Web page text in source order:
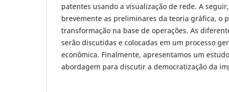
patentes usando a visualização de rede. A
brevemente as preliminares da teoria gráfica, o
transformação na base de operações. As
serão discutidas e colocadas em um processo
econômica. Finalmente, apresentamos um
abordagem para discutir a democratização da